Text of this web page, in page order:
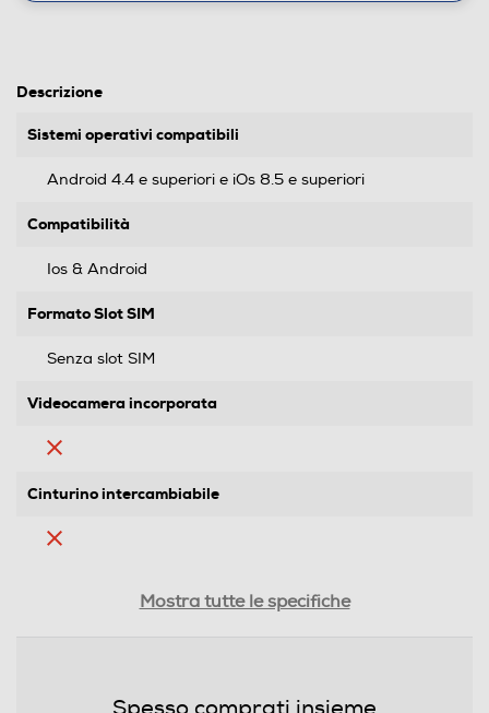
Descrizione
Sistemi operativi compatibili
Android 4.4 e superiori e iOs 8.5 e superiori
Compatibilità
Ios & Android
Formato Slot SIM
Senza slot SIM
Videocamera incorporata
Cinturino intercambiabile
Mostra tutte le specifiche